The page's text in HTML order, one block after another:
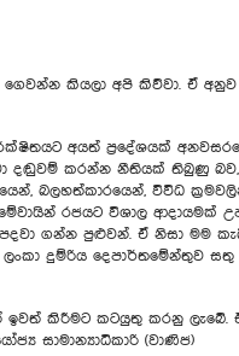
කියලා අපි කිව්වා. ඒ
අයත් ප්‍ර‍දේශයක්
දඬුවම් කරන්න නීතියක් තිබුණු
බලහත්කාරයෙන්, විවිධ
රජයට විශාල ආදායමක්
ගන්න පුළුවන්. ඒ නිසා මම
දුම්රිය දෙපාර්ත‍මේන්තුව
ඉවත් කිරීමට කටයුතු කරනු ලැ‍බේ.
සාමාන්‍යාධිකාරි (වාණිජ)